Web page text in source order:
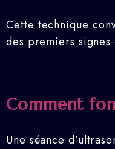
Cette technique
des premiers
Comment
Une séance